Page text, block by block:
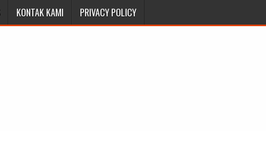
KONTAK KAMI PRIVACY POLICY